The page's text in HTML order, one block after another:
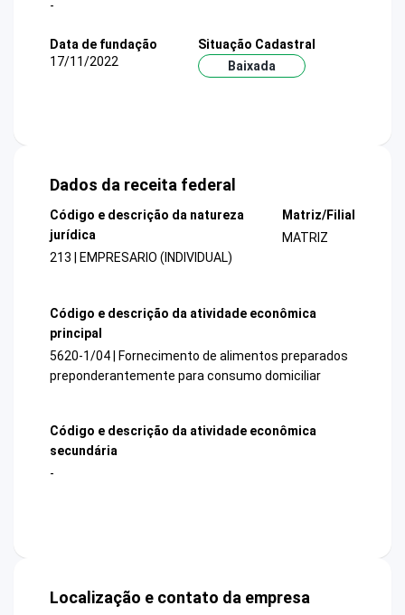
-
Data de fundação
17/11/2022
Situação Cadastral
Baixada
Dados da receita federal
Código e descrição da natureza
jurídica
213 | EMPRESARIO (INDIVIDUAL)
Matriz/Filial
MATRIZ
Código e descrição da atividade econômica
principal
5620-1/04 | Fornecimento de alimentos preparados
preponderantemente para consumo domiciliar
Código e descrição da atividade econômica
secundária
-
Localização e contato da empresa